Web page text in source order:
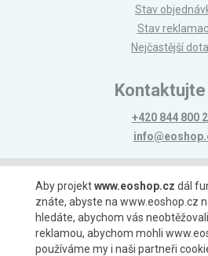
Stav
Stav
Nejčastější
+420 844 800
Možnosti
Aby projektwww.eoshop.cz dál
znáte, abyste na www.eoshop.cz
hledáte, abychom vás
reklamou, abychom mohli
používáme my i naši partneři